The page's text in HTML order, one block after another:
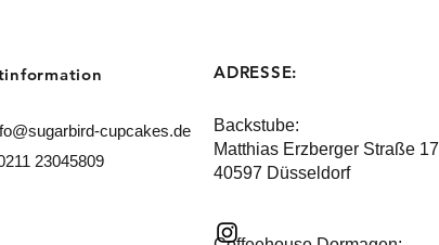
cupcakes.de
23045809
ADRESSE:
Backstube:
Matthias Erzberger Straße 17
40597 Düsseldorf